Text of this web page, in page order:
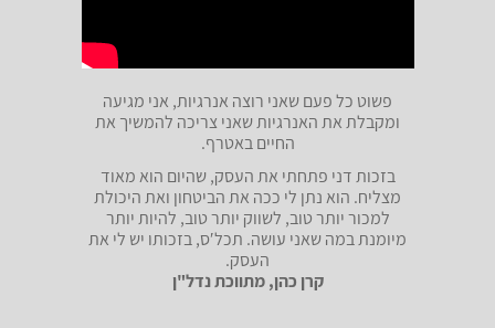
פשוט כל פעם שאני רוצה אנרגיות, אני מגיעה
ומקבלת את האנרגיות שאני צריכה להמשיך את
החיים באטרף.
בזכות דני פתחתי את העסק, שהיום הוא מאוד
מצליח. הוא נתן לי ככה את הביטחון ואת היכולת
למכור יותר טוב, לשווק יותר טוב, להיות יותר
מיומנת במה שאני עושה. תכלʹס, בזכותו יש לי את
העסק.
קרן כהן, מתווכת נדל"ן